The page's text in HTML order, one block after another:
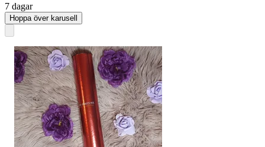
7 dagar
Hoppa över karusell